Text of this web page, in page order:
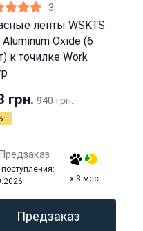
3
ленты WSKTS
Oxide (6
к точилке Work
грн. 940 грн.
Предзаказ
x 3 мес.
Предзаказ